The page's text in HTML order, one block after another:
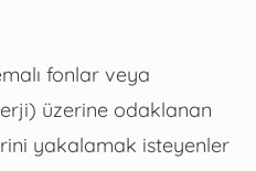
fonlar veya
üzerine odaklanan
yakalamak isteyenler